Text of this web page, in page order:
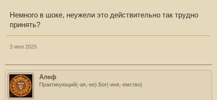
Немного в шоке, неужели это действительно так трудно
принять?
3 июл 2025
Алеф
Практикующий(-ая,-ее) Бог(-иня,-емство)